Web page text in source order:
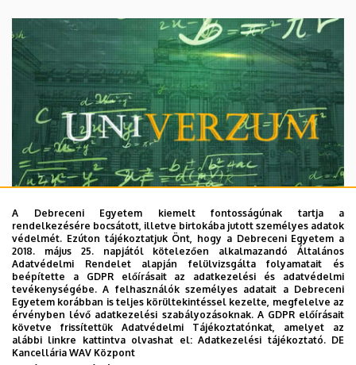
2026. augusztus 7.
Univerzum: A Debreceni Egyetem
titkos receptjei
KUTATÁS TUDOMÁNY
A Debreceni Egyetem kiemelt fontosságúnak tartja a
rendelkezésére bocsátott, illetve birtokába jutott személyes adatok
védelmét. Ezúton tájékoztatjuk Önt, hogy a Debreceni Egyetem a
2018. május 25. napjától kötelezően alkalmazandó Általános
Adatvédelmi Rendelet alapján felülvizsgálta folyamatait és
beépítette a GDPR előírásait az adatkezelési és adatvédelmi
tevékenységébe. A felhasználók személyes adatait a Debreceni
Egyetem korábban is teljes körültekintéssel kezelte, megfelelve az
érvényben lévő adatkezelési szabályozásoknak. A GDPR előírásait
követve frissítettük Adatvédelmi Tájékoztatónkat, amelyet az
alábbi linkre kattintva olvashat el:Adatkezelési tájékoztató. DE
Kancellária WAV Központ